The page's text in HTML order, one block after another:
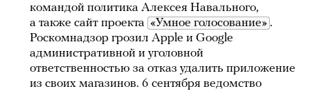
командой политика Алексея Навального,
а также сайт проекта «Умное голосование» .
Роскомнадзор грозил Apple и Google
административной и уголовной
ответственностью за отказ удалить приложение
из своих магазинов. 6 сентября ведомство